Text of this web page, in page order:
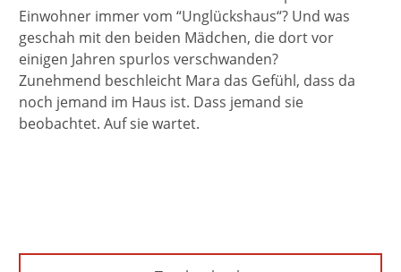
Einwohner immer vom “Unglückshaus“? Und was
geschah mit den beiden Mädchen, die dort vor
einigen Jahren spurlos verschwanden?
Zunehmend beschleicht Mara das Gefühl, dass da
noch jemand im Haus ist. Dass jemand sie
beobachtet. Auf sie wartet.